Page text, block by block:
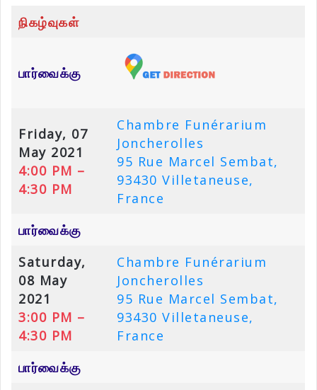
நிகழ்வுகள்
பார்வைக்கு
Friday, 07
May 2021
4:00 PM –
4:30 PM
Chambre Funérarium
Joncherolles
95 Rue Marcel Sembat,
93430 Villetaneuse,
France
பார்வைக்கு
Saturday,
08 May
2021
3:00 PM –
4:30 PM
Chambre Funérarium
Joncherolles
95 Rue Marcel Sembat,
93430 Villetaneuse,
France
பார்வைக்கு